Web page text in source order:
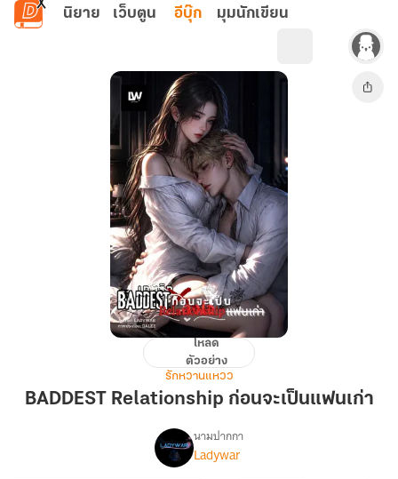
ข้ามไปยังเนื้อหาหลัก
นิยาย เว็บตูน อีบุ๊ก มุมนักเขียน
BADDEST
Relationship
ก่อน
โหลด
ตัวอย่าง
รักหวานแหวว
BADDEST Relationship ก่อนจะเป็นแฟนเก่า
เรื่องBADDEST
นามปากกา
Ladywar